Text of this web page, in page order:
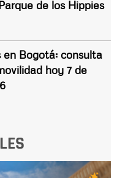
de los Hippies
en Bogotá: consulta
hoy 7 de